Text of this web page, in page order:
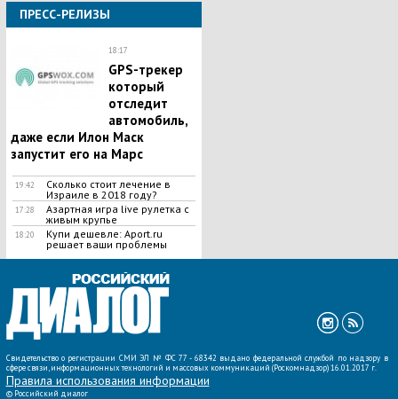
ПРЕСС-РЕЛИЗЫ
18:17
GPS-трекер
который
отследит
автомобиль,
даже если Илон Маск
запустит его на Марс
19:42
Сколько стоит лечение в
Израиле в 2018 году?
17:28
Азартная игра live рулетка с
живым крупье
18:20
Купи дешевле: Aport.ru
решает ваши проблемы
Свидетельство о регистрации СМИ ЭЛ № ФС 77 - 68342 выдано федеральной службой по надзору в
сфере связи, информационных технологий и массовых коммуникаций (Роскомнадзор) 16.01.2017 г.
Правила использования информации
© Российский диалог